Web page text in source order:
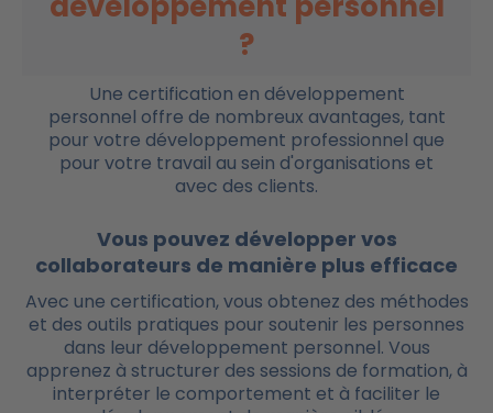
?
Une certification en développement
personnel offre de nombreux avantages, tant
pour votre développement professionnel que
pour votre travail au sein d'organisations et
avec des clients.
Vous pouvez développer vos
collaborateurs de manière plus efficace
Avec une certification, vous obtenez des méthodes
et des outils pratiques pour soutenir les personnes
dans leur développement personnel. Vous
apprenez à structurer des sessions de formation, à
interpréter le comportement et à faciliter le